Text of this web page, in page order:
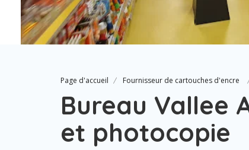
Page d'accueil Fournisseur de cartouches d'encre
Bureau Vallee
et photocopie